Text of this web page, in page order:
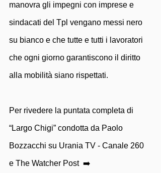
manovra gli impegni con imprese e
sindacati del Tpl vengano messi nero
su bianco e che tutte e tutti i lavoratori
che ogni giorno garantiscono il diritto
alla mobilità siano rispettati.
Per rivedere la puntata completa di
“Largo Chigi” condotta da Paolo
Bozzacchi su Urania TV - Canale 260
e The Watcher Post  ➡️